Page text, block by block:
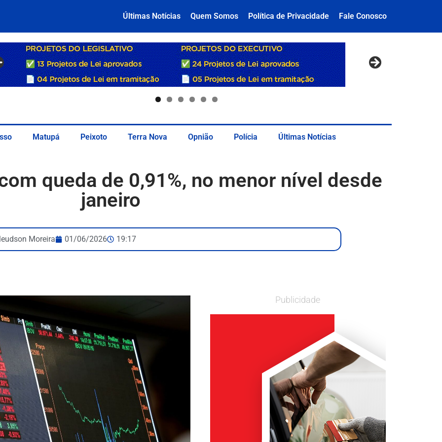
Últimas Notícias Quem Somos Política de Privacidade Fale Conosco
Matupá Peixoto Terra Nova Opnião Polícia Últimas Notícias
queda de 0,91%, no menor nível desde
janeiro
Moreira 01/06/2026 19:17
Publicidade